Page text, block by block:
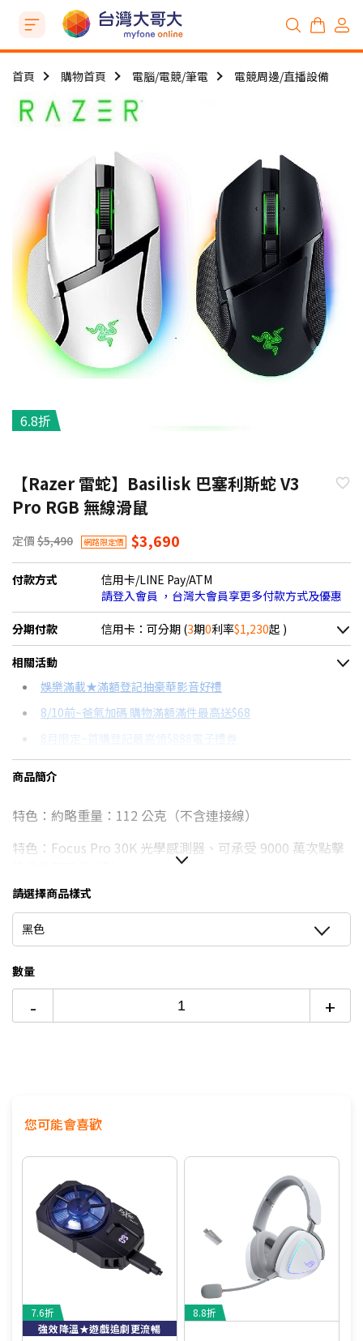
首頁 購物首頁 電腦/電競/筆電 電競周邊/直播設備
6.8折
【Razer 雷蛇】Basilisk 巴塞利斯蛇 V3
Pro RGB 無線滑鼠
定價 $5,490 網路限定價 $3,690
付款方式
信用卡/LINE Pay/ATM
請登入會員 ，台灣大會員享更多付款方式及優惠
分期付款 信用卡：可分期 (3期0利率$1,230起 )
＊實際可分期數、適用利率，請以購物車顯示為主
信用卡分期
分期數
12期
24期
每期金額
$329
$169
配合銀行/業者
18家銀行/業者
18家銀行/業者
相關活動
娛樂滿載★滿額登記抽豪華影音好禮
8/10前~爸氣加碼 購物滿額滿件最高送$68
8月限定~首購登記最高領$888電子禮券
台灣大哥大Open Possible聯名卡滿額最高回饋25%
更多信用卡分期0利率滿額享回饋
商品簡介
特色：約略重量：112 公克（不含連接線）
特色：Focus Pro 30K 光學感測器、可承受 9000 萬次點擊
有線/無線/藍芽：HyperSpeed 2.4G無線 / 藍牙 /
Speedflex USB-C 纜線
解析度：最高30000 DPI
續航力：最長 90 個小時 (HyperSpeed)
保固期限：兩年
行購買）"
請選擇商品樣式
黑色
數量
- +
您可能會喜歡
7.6折
強效降溫★遊戲追劇更流暢
8.8折